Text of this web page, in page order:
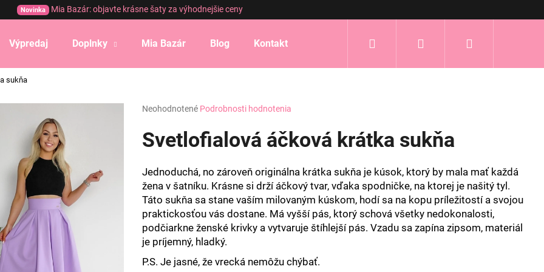
Novinka Mia Bazár: objavte krásne šaty za výhodnejšie ceny
Výpredaj Doplnky Mia Bazár Blog Kontakt Prihlásenie
sukňa
Priemerné
produktu
je
5
hviezdičiek.
Neohodnotené Podrobnosti hodnotenia
Svetlofialová áčková krátka sukňa
Jednoduchá, no zároveň originálna krátka sukňa je kúsok, ktorý by mala mať každá
žena v šatníku. Krásne si drží áčkový tvar, vďaka spodničke, na ktorej je našitý tyl.
Táto sukňa sa stane vaším milovaným kúskom, hodí sa na kopu príležitostí a svojou
praktickosťou vás dostane. Má vyšší pás, ktorý schová všetky nedokonalosti,
podčiarkne ženské krivky a vytvaruje štíhlejší pás. Vzadu sa zapína zipsom, materiál
je príjemný, hladký.
P.S. Je jasné, že vrecká nemôžu chýbať.
Čo potrebujete nájsť?
HĽADAŤ
Odporúčame